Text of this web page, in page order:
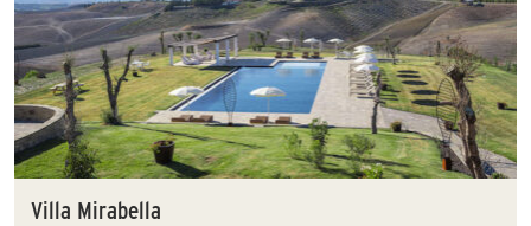
Villa Mirabella